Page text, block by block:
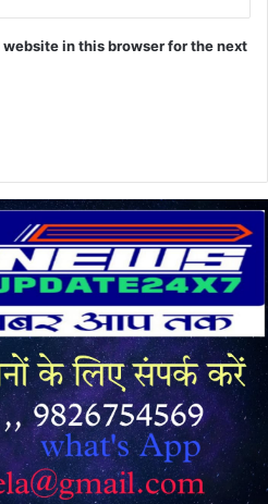
in this browser for the next